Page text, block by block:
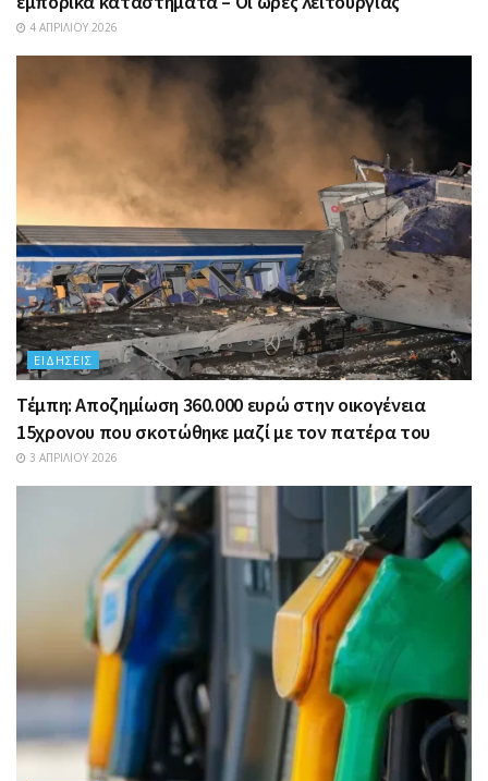
4 ΑΠΡΙΛΊΟΥ 2026
ΕΙΔΉΣΕΙΣ
Τέμπη: Αποζημίωση 360.000 ευρώ στην οικογένεια
15χρονου που σκοτώθηκε μαζί με τον πατέρα του
3 ΑΠΡΙΛΊΟΥ 2026